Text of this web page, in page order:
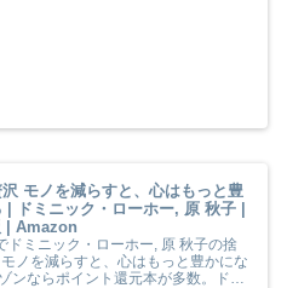
モノを減らすと、心はもっと豊
| ドミニック・ローホー, 原 秋子 |
| Amazon
ドミニック・ローホー, 原 秋子の捨
ノを減らすと、心はもっと豊かにな
ンならポイント還元本が多数。ドミ